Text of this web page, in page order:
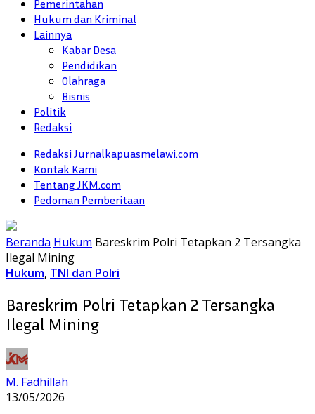
Pemerintahan
Hukum dan Kriminal
Lainnya
Kabar Desa
Pendidikan
Olahraga
Bisnis
Politik
Redaksi
Redaksi Jurnalkapuasmelawi.com
Kontak Kami
Tentang JKM.com
Pedoman Pemberitaan
Beranda Hukum Bareskrim Polri Tetapkan 2 Tersangka
Ilegal Mining
Hukum, TNI dan Polri
Bareskrim Polri Tetapkan 2 Tersangka
Ilegal Mining
M. Fadhillah
13/05/2026